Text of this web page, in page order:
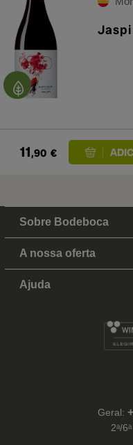
11,90 €
Sobre Bodeboca
A nossa oferta
Ajuda
Geral:
2ᵃ/